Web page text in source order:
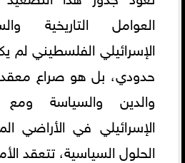
العوامل التاريخية
الإسرائيلي الفلسطيني لم
حدودي، بل هو صراع معقد
والدين والسياسة ومع
الإسرائيلي في الأراضي
الحلول السياسية، تتعقد